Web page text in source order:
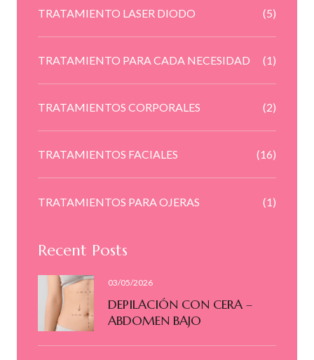
TRATAMIENTO LASER DIODO (5)
TRATAMIENTO PARA CADA NECESIDAD (1)
TRATAMIENTOS CORPORALES (2)
TRATAMIENTOS FACIALES (16)
TRATAMIENTOS PARA OJERAS (1)
Recent Posts
03/05/2026
DEPILACIÓN CON CERA –
ABDOMEN BAJO